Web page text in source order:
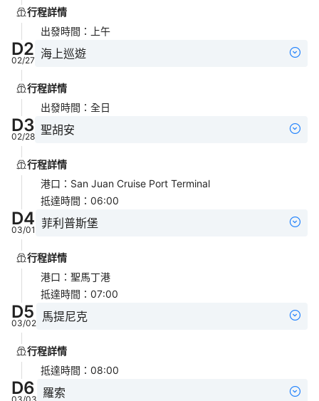
行程詳情
出發時間 ： 上午
D2
02/27 海上巡遊
行程詳情
出發時間 ： 全日
D3
02/28 聖胡安
行程詳情
港口 ： San Juan Cruise Port Terminal
抵達時間 ： 06:00
D4
03/01 菲利普斯堡
行程詳情
港口 ： 聖馬丁港
抵達時間 ： 07:00
D5
03/02 馬提尼克
行程詳情
抵達時間 ： 08:00
D6 羅索